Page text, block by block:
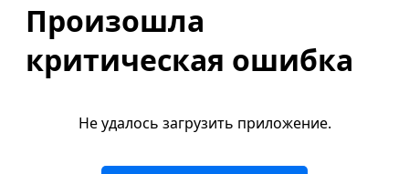
Произошла
критическая ошибка
Не удалось загрузить приложение.